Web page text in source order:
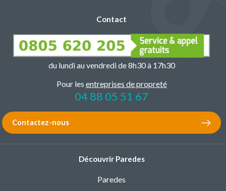
Contact
du lundi au vendredi de 8h30 à 17h30
Pour les entreprises de propreté
04 88 05 51 67
Contactez-nous
Découvrir Paredes
Paredes